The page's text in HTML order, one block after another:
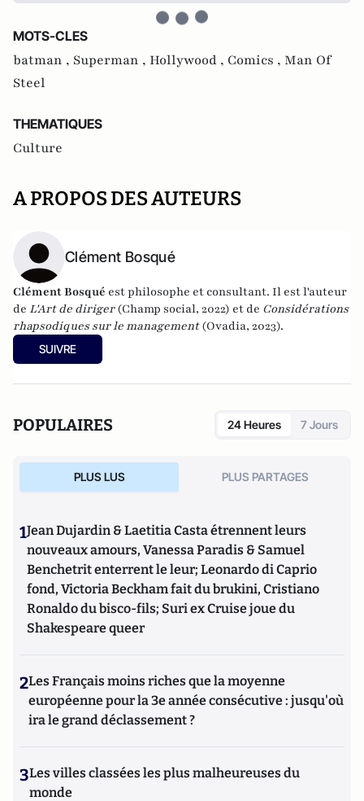
MOTS-CLES
batman , Superman , Hollywood , Comics , Man Of
Steel
THEMATIQUES
Culture
A PROPOS DES AUTEURS
Clément Bosqué
Clément Bosqué est philosophe et consultant. Il est l'auteur
de L'Art de diriger(Champ social, 2022) et de Considérations
rhapsodiques sur le management(Ovadia, 2023).
SUIVRE
POPULAIRES 24 Heures 7 Jours
PLUS LUS PLUS PARTAGES
1Jean Dujardin & Laetitia Casta étrennent leurs
nouveaux amours, Vanessa Paradis & Samuel
Benchetrit enterrent le leur; Leonardo di Caprio
fond, Victoria Beckham fait du brukini, Cristiano
Ronaldo du bisco-fils; Suri ex Cruise joue du
Shakespeare queer
2Les Français moins riches que la moyenne
européenne pour la 3e année consécutive : jusqu'où
ira le grand déclassement ?
3Les villes classées les plus malheureuses du
monde